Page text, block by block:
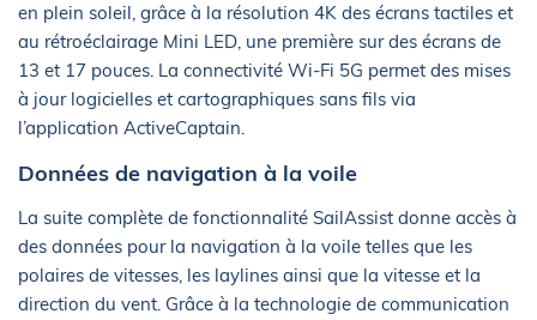
en plein soleil, grâce à la résolution 4K des écrans tactiles et
au rétroéclairage Mini LED, une première sur des écrans de
13 et 17 pouces. La connectivité Wi-Fi 5G permet des mises
à jour logicielles et cartographiques sans fils via
l’application ActiveCaptain.
Données de navigation à la voile
La suite complète de fonctionnalité SailAssist donne accès à
des données pour la navigation à la voile telles que les
polaires de vitesses, les laylines ainsi que la vitesse et la
direction du vent. Grâce à la technologie de communication